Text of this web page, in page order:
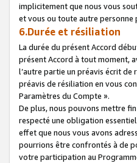
implicitement que nous vous
et vous ou toute autre personne
6.Durée et résiliation
La durée du présent Accord
présent Accord à tout moment,
l’autre partie un préavis écrit de
préavis de résiliation en vous
Paramètres du Compte ».
De plus, nous pouvons mettre
respecté une obligation
effet que nous vous avons
pourrions être confrontés à de
votre participation au